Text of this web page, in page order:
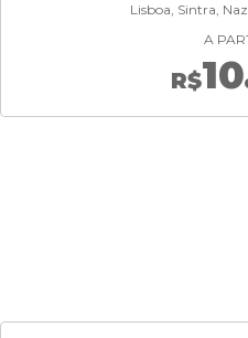
Lisboa, Sintra,
A
R$